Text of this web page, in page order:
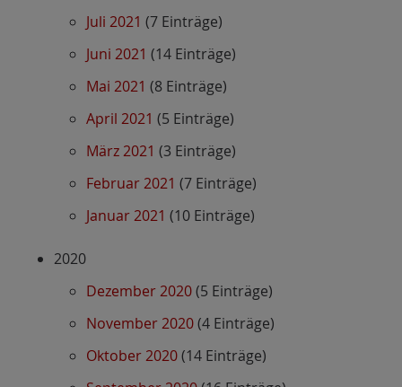
Juli 2021 (7 Einträge)
Juni 2021 (14 Einträge)
Mai 2021 (8 Einträge)
April 2021 (5 Einträge)
März 2021 (3 Einträge)
Februar 2021 (7 Einträge)
Januar 2021 (10 Einträge)
2020
Dezember 2020(5 Einträge)
November 2020(4 Einträge)
Oktober 2020(14 Einträge)